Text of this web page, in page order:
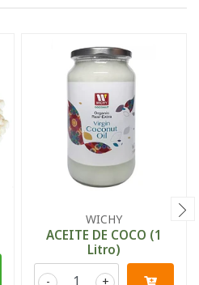
WICHY
ACEITE DE COCO (1
Litro)
+
-